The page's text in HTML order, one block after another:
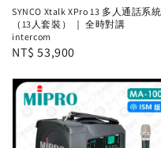
SYNCO Xtalk XPro 13 多人通話系統
（13人套裝） ｜ 全時對講
intercom
Regular
NT$ 53,900